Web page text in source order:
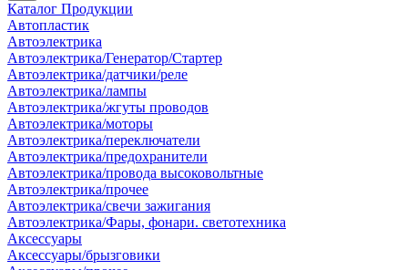
Каталог Продукции
Автопластик
Автоэлектрика
Автоэлектрика/Генератор/Стартер
Автоэлектрика/датчики/реле
Автоэлектрика/лампы
Автоэлектрика/жгуты проводов
Автоэлектрика/моторы
Автоэлектрика/переключатели
Автоэлектрика/предохранители
Автоэлектрика/провода высоковольтные
Автоэлектрика/прочее
Автоэлектрика/свечи зажигания
Автоэлектрика/Фары, фонари. светотехника
Аксессуары
Аксессуары/брызговики